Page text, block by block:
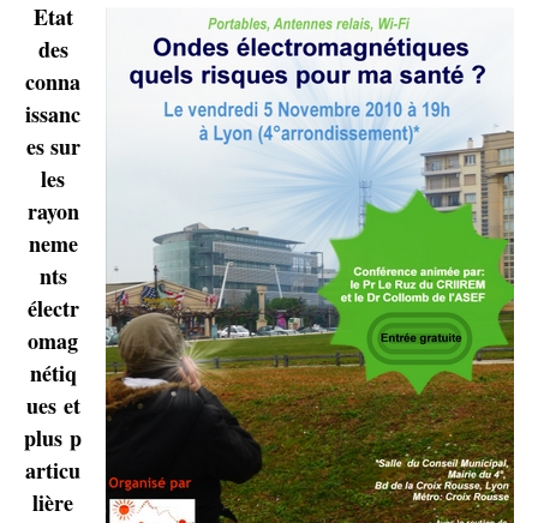
Etat
des
conna
issanc
es sur
les
rayon
neme
nts
électr
omag
nétiq
ues et
plus p
articu
lière